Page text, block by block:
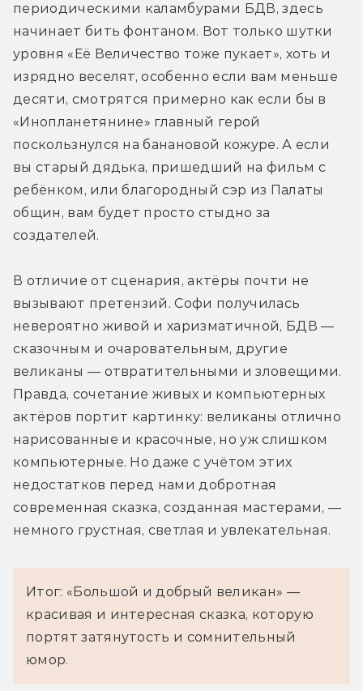
периодическими каламбурами БДВ, здесь
начинает бить фонтаном. Вот только шутки
уровня «Её Величество тоже пукает», хоть и
изрядно веселят, особенно если вам меньше
десяти, смотрятся примерно как если бы в
«Инопланетянине» главный герой
поскользнулся на банановой кожуре. А если
вы старый дядька, пришедший на фильм с
ребёнком, или благородный сэр из Палаты
общин, вам будет просто стыдно за
создателей.
В отличие от сценария, актёры почти не
вызывают претензий. Софи получилась
невероятно живой и харизматичной, БДВ —
сказочным и очаровательным, другие
великаны — отвратительными и зловещими.
Правда, сочетание живых и компьютерных
актёров портит картинку: великаны отлично
нарисованные и красочные, но уж слишком
компьютерные. Но даже с учётом этих
недостатков перед нами добротная
современная сказка, созданная мастерами, —
немного грустная, светлая и увлекательная.
Итог: «Большой и добрый великан» —
красивая и интересная сказка, которую
портят затянутость и сомнительный
юмор.